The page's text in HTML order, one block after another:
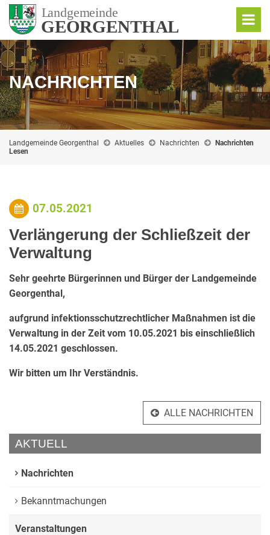
NACHRICHTEN
Landgemeinde Georgenthal Aktuelles Nachrichten
Nachrichten
Lesen
07.05.2021
Verlängerung der Schließzeit der
Verwaltung
Sehr geehrte Bürgerinnen und Bürger der Landgemeinde
Georgenthal,
aufgrund infektionsschutzrechtlicher Maßnahmen ist die
Verwaltung in der Zeit vom 10.05.2021 bis einschließlich
14.05.2021 geschlossen.
Wir bitten um Ihr Verständnis.
ALLE NACHRICHTEN
AKTUELL
Nachrichten
Bekanntmachungen
Veranstaltungen